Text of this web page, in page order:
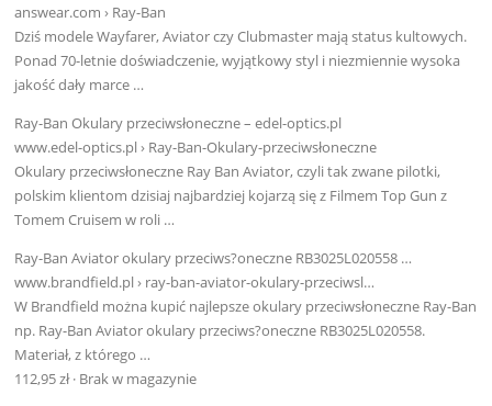
answear.com › Ray-Ban
Dziś modele Wayfarer, Aviator czy Clubmaster mają status kultowych.
Ponad 70-letnie doświadczenie, wyjątkowy styl i niezmiennie wysoka
jakość dały marce …
Ray-Ban Okulary przeciwsłoneczne – edel-optics.pl
www.edel-optics.pl › Ray-Ban-Okulary-przeciwsłoneczne
Okulary przeciwsłoneczne Ray Ban Aviator, czyli tak zwane pilotki,
polskim klientom dzisiaj najbardziej kojarzą się z Filmem Top Gun z
Tomem Cruisem w roli …
Ray-Ban Aviator okulary przeciws?oneczne RB3025L020558 …
www.brandfield.pl › ray-ban-aviator-okulary-przeciwsl…
W Brandfield można kupić najlepsze okulary przeciwsłoneczne Ray-Ban
np. Ray-Ban Aviator okulary przeciws?oneczne RB3025L020558.
Materiał, z którego …
112,95 zł · ‎Brak w magazynie